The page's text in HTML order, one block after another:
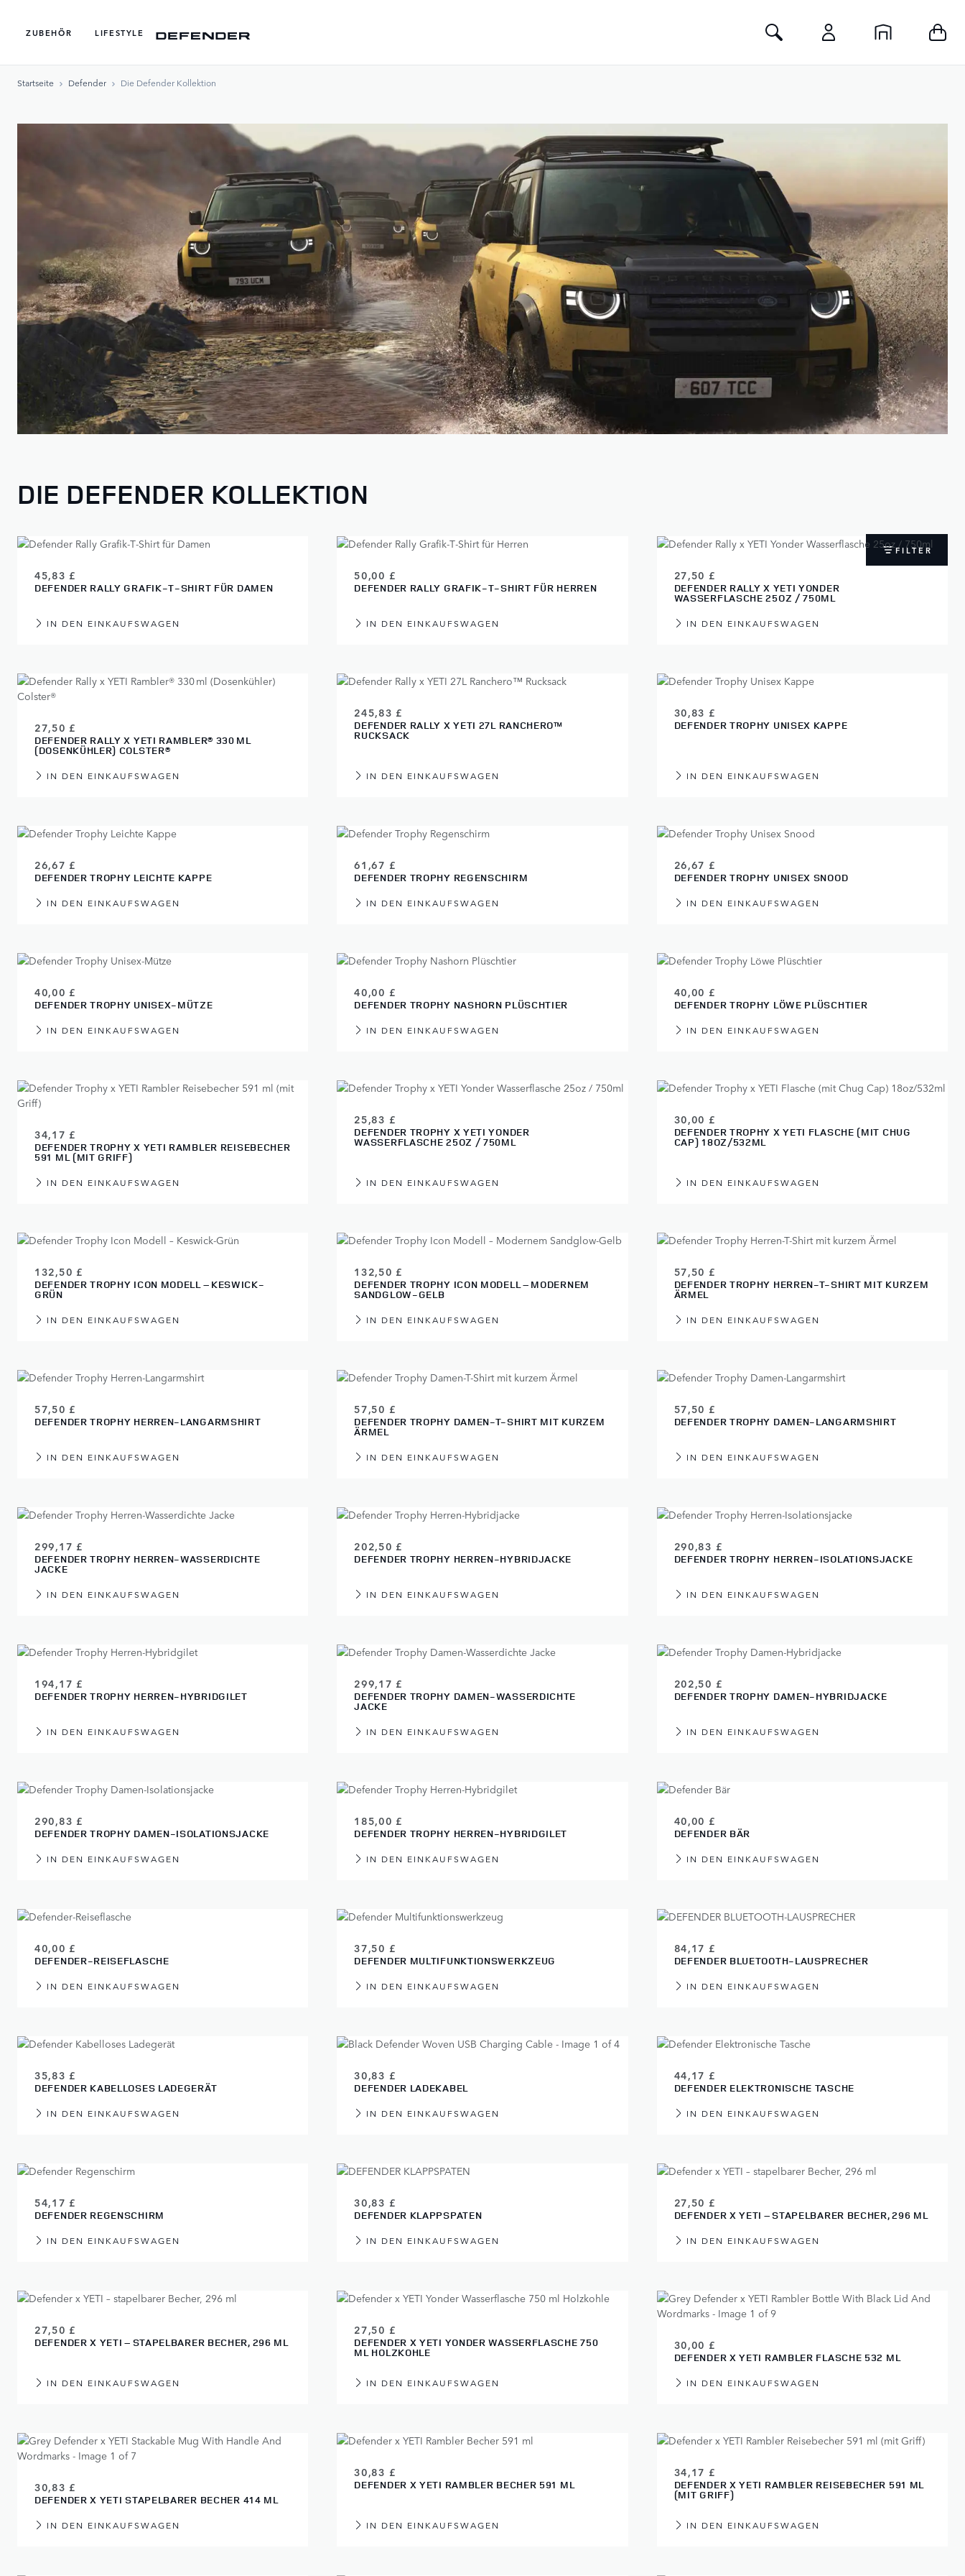
ZUBEHÖR
LIFESTYLE Toggle Search
Startseite Defender Die Defender Kollektion
DIE DEFENDER KOLLEKTION
FILTER
45,83 £
DEFENDER RALLY GRAFIK‑T‑SHIRT FÜR DAMEN
IN DEN EINKAUFSWAGEN
50,00 £
DEFENDER RALLY GRAFIK‑T‑SHIRT FÜR HERREN
IN DEN EINKAUFSWAGEN
27,50 £
DEFENDER RALLY X YETI YONDER
WASSERFLASCHE 25OZ / 750ML
IN DEN EINKAUFSWAGEN
27,50 £
DEFENDER RALLY X YETI RAMBLER® 330 ML
(DOSENKÜHLER) COLSTER®
IN DEN EINKAUFSWAGEN
245,83 £
DEFENDER RALLY X YETI 27L RANCHERO™
RUCKSACK
IN DEN EINKAUFSWAGEN
30,83 £
DEFENDER TROPHY UNISEX KAPPE
IN DEN EINKAUFSWAGEN
26,67 £
DEFENDER TROPHY LEICHTE KAPPE
IN DEN EINKAUFSWAGEN
61,67 £
DEFENDER TROPHY REGENSCHIRM
IN DEN EINKAUFSWAGEN
26,67 £
DEFENDER TROPHY UNISEX SNOOD
IN DEN EINKAUFSWAGEN
40,00 £
DEFENDER TROPHY UNISEX-MÜTZE
IN DEN EINKAUFSWAGEN
40,00 £
DEFENDER TROPHY NASHORN PLÜSCHTIER
IN DEN EINKAUFSWAGEN
40,00 £
DEFENDER TROPHY LÖWE PLÜSCHTIER
IN DEN EINKAUFSWAGEN
34,17 £
DEFENDER TROPHY X YETI RAMBLER REISEBECHER
591 ML (MIT GRIFF)
IN DEN EINKAUFSWAGEN
25,83 £
DEFENDER TROPHY X YETI YONDER
WASSERFLASCHE 25OZ / 750ML
IN DEN EINKAUFSWAGEN
30,00 £
DEFENDER TROPHY X YETI FLASCHE (MIT CHUG
CAP) 18OZ/532ML
IN DEN EINKAUFSWAGEN
132,50 £
DEFENDER TROPHY ICON MODELL – KESWICK-
GRÜN
IN DEN EINKAUFSWAGEN
132,50 £
DEFENDER TROPHY ICON MODELL – MODERNEM
SANDGLOW-GELB
IN DEN EINKAUFSWAGEN
57,50 £
DEFENDER TROPHY HERREN-T-SHIRT MIT KURZEM
ÄRMEL
IN DEN EINKAUFSWAGEN
57,50 £
DEFENDER TROPHY HERREN-LANGARMSHIRT
IN DEN EINKAUFSWAGEN
57,50 £
DEFENDER TROPHY DAMEN-T-SHIRT MIT KURZEM
ÄRMEL
IN DEN EINKAUFSWAGEN
57,50 £
DEFENDER TROPHY DAMEN-LANGARMSHIRT
IN DEN EINKAUFSWAGEN
299,17 £
DEFENDER TROPHY HERREN-WASSERDICHTE
JACKE
IN DEN EINKAUFSWAGEN
202,50 £
DEFENDER TROPHY HERREN-HYBRIDJACKE
IN DEN EINKAUFSWAGEN
290,83 £
DEFENDER TROPHY HERREN-ISOLATIONSJACKE
IN DEN EINKAUFSWAGEN
194,17 £
DEFENDER TROPHY HERREN-HYBRIDGILET
IN DEN EINKAUFSWAGEN
299,17 £
DEFENDER TROPHY DAMEN-WASSERDICHTE
JACKE
IN DEN EINKAUFSWAGEN
202,50 £
DEFENDER TROPHY DAMEN-HYBRIDJACKE
IN DEN EINKAUFSWAGEN
290,83 £
DEFENDER TROPHY DAMEN-ISOLATIONSJACKE
IN DEN EINKAUFSWAGEN
185,00 £
DEFENDER TROPHY HERREN-HYBRIDGILET
IN DEN EINKAUFSWAGEN
40,00 £
DEFENDER BÄR
IN DEN EINKAUFSWAGEN
40,00 £
DEFENDER-REISEFLASCHE
IN DEN EINKAUFSWAGEN
37,50 £
DEFENDER MULTIFUNKTIONSWERKZEUG
IN DEN EINKAUFSWAGEN
84,17 £
DEFENDER BLUETOOTH-LAUSPRECHER
IN DEN EINKAUFSWAGEN
35,83 £
DEFENDER KABELLOSES LADEGERÄT
IN DEN EINKAUFSWAGEN
30,83 £
DEFENDER LADEKABEL
IN DEN EINKAUFSWAGEN
44,17 £
DEFENDER ELEKTRONISCHE TASCHE
IN DEN EINKAUFSWAGEN
54,17 £
DEFENDER REGENSCHIRM
IN DEN EINKAUFSWAGEN
30,83 £
DEFENDER KLAPPSPATEN
IN DEN EINKAUFSWAGEN
27,50 £
DEFENDER X YETI – STAPELBARER BECHER, 296 ML
IN DEN EINKAUFSWAGEN
27,50 £
DEFENDER X YETI – STAPELBARER BECHER, 296 ML
IN DEN EINKAUFSWAGEN
27,50 £
DEFENDER X YETI YONDER WASSERFLASCHE 750
ML HOLZKOHLE
IN DEN EINKAUFSWAGEN
30,00 £
DEFENDER X YETI RAMBLER FLASCHE 532 ML
IN DEN EINKAUFSWAGEN
30,83 £
DEFENDER X YETI STAPELBARER BECHER 414 ML
IN DEN EINKAUFSWAGEN
30,83 £
DEFENDER X YETI RAMBLER BECHER 591 ML
IN DEN EINKAUFSWAGEN
34,17 £
DEFENDER X YETI RAMBLER REISEBECHER 591 ML
(MIT GRIFF)
IN DEN EINKAUFSWAGEN